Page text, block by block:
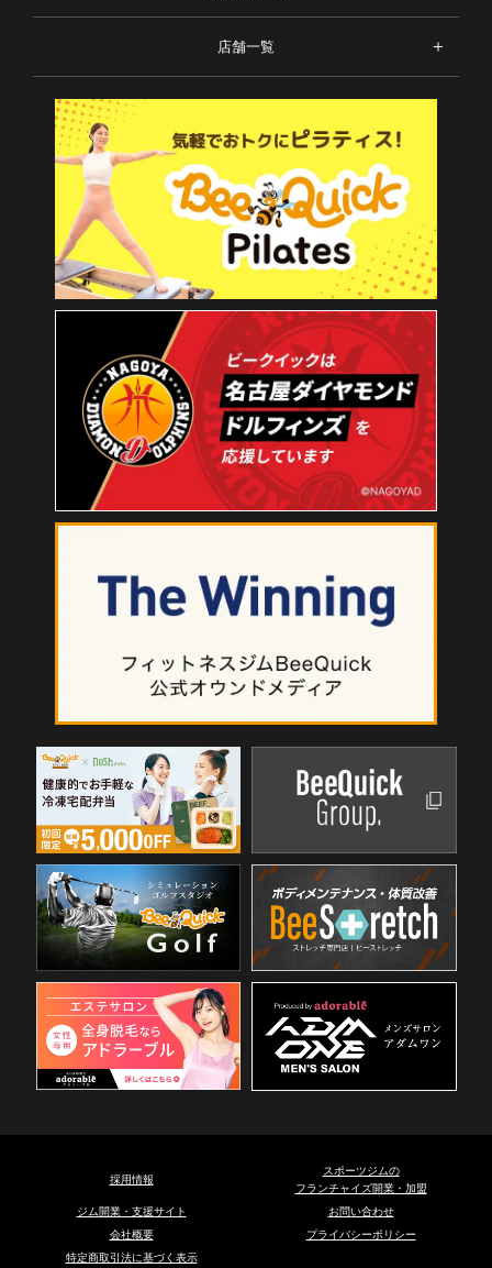
店舗一覧
採用情報
スポーツジムの
フランチャイズ開業・加盟
ジム開業・支援サイト
お問い合わせ
会社概要
プライバシーポリシー
特定商取引法に基づく表示